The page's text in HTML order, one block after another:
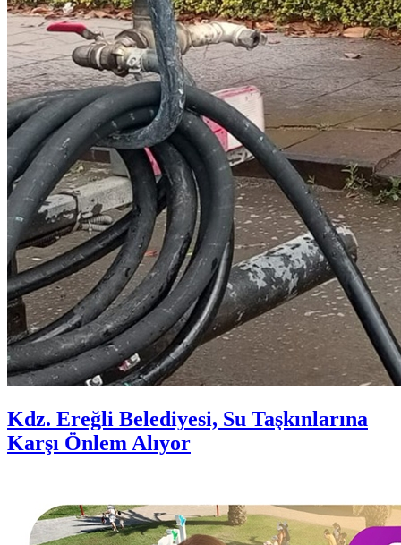
Kdz. Ereğli Belediyesi, Su Taşkınlarına
Karşı Önlem Alıyor